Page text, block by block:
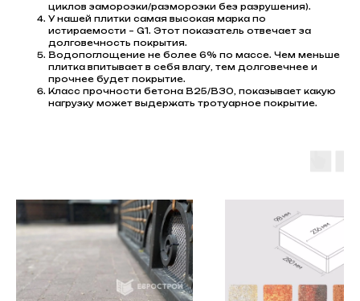
циклов заморозки/разморозки без разрушения).
У нашей плитки самая высокая марка по
истираемости – G1. Этот показатель отвечает за
долговечность покрытия.
Водопоглощение не более 6% по массе. Чем меньше
плитка впитывает в себя влагу, тем долговечнее и
прочнее будет покрытие.
Класс прочности бетона В25/В30, показывает какую
нагрузку может выдержать тротуарное покрытие.